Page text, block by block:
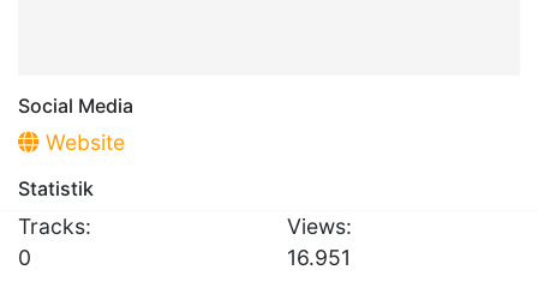
Social Media
Website
Statistik
Tracks:
0
Views:
16.951